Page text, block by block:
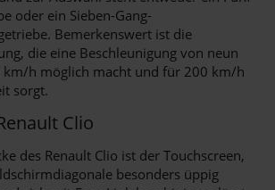
oder ein Sieben-Gang-
Bemerkenswert ist die
die eine Beschleunigung von neun
km/h möglich macht und für 200 km/h
sorgt.
Clio
des Renault Clio ist der Touchscreen,
besonders üppig